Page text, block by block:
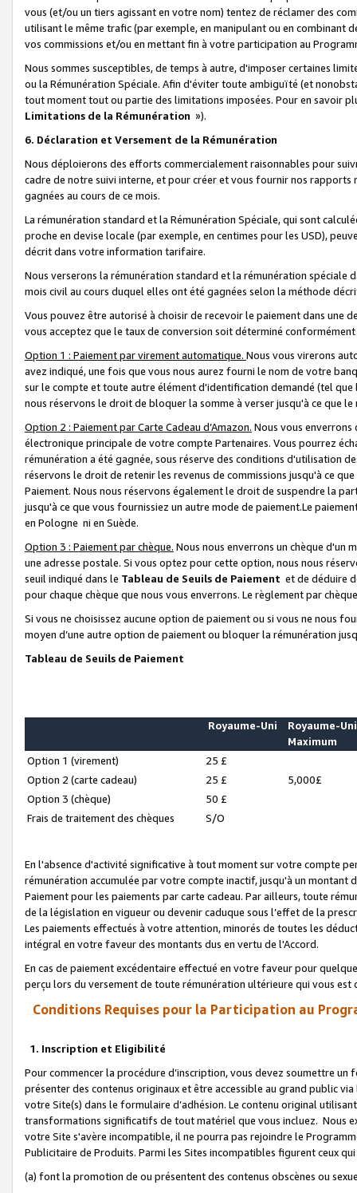
vous (et/ou un tiers agissant en votre nom) tentez de réclamer des
utilisant le même trafic (par exemple, en manipulant ou en combinant
vos commissions et/ou en mettant fin à votre participation au
Nous sommes susceptibles, de temps à autre, d'imposer certaines
ou la Rémunération Spéciale. Afin d'éviter toute ambiguïté (et
tout moment tout ou partie des limitations imposées. Pour en savoir
Limitations de la Rémunération »).
6. Déclaration et Versement de la Rémunération
Nous déploierons des efforts commercialement raisonnables pour
cadre de notre suivi interne, et pour créer et vous fournir nos
gagnées au cours de ce mois.
La rémunération standard et la Rémunération Spéciale, qui sont
proche en devise locale (par exemple, en centimes pour les USD),
décrit dans votre information tarifaire.
Nous verserons la rémunération standard et la rémunération spéciale
mois civil au cours duquel elles ont été gagnées selon la méthode
Vous pouvez être autorisé à choisir de recevoir le paiement dans une
vous acceptez que le taux de conversion soit déterminé
Option 1 : Paiement par virement automatique. Nous vous virerons
avez indiqué, une fois que vous nous aurez fourni le nom de votre
sur le compte et toute autre élément d'identification demandé (tel que
nous réservons le droit de bloquer la somme à verser jusqu'à ce que
Option 2 : Paiement par Carte Cadeau d’Amazon. Nous vous
électronique principale de votre compte Partenaires. Vous pourrez
rémunération a été gagnée, sous réserve des conditions d'utilisation
réservons le droit de retenir les revenus de commissions jusqu'à ce
Paiement. Nous nous réservons également le droit de suspendre la
jusqu'à ce que vous fournissiez un autre mode de paiement.Le
en Pologne ni en Suède.
Option 3 : Paiement par chèque. Nous nous enverrons un chèque d'un
une adresse postale. Si vous optez pour cette option, nous nous
seuil indiqué dans le Tableau de Seuils de Paiement et de déduire
pour chaque chèque que nous vous enverrons. Le règlement par
Si vous ne choisissez aucune option de paiement ou si vous ne nous
moyen d’une autre option de paiement ou bloquer la rémunération
Tableau de Seuils de Paiement
Royaume-Uni
Royaume-Uni
Maximum
Option 1 (virement)
25 £
Option 2 (carte cadeau)
25 £
5,000£
Option 3 (chèque)
50 £
Frais de traitement des chèques
S/O
En l'absence d'activité significative à tout moment sur votre compte
rémunération accumulée par votre compte inactif, jusqu'à un montant
Paiement pour les paiements par carte cadeau. Par ailleurs, toute
de la législation en vigueur ou devenir caduque sous l’effet de la
Les paiements effectués à votre attention, minorés de toutes les
intégral en votre faveur des montants dus en vertu de l'Accord.
En cas de paiement excédentaire effectué en votre faveur pour
perçu lors du versement de toute rémunération ultérieure qui vous est
Conditions Requises pour la Participation au
1. Inscription et Eligibilité
Pour commencer la procédure d’inscription, vous devez soumettre
présenter des contenus originaux et être accessible au grand public
votre Site(s) dans le formulaire d’adhésion. Le contenu original
transformations significatifs de tout matériel que vous incluez. Nous
votre Site s'avère incompatible, il ne pourra pas rejoindre le
Publicitaire de Produits. Parmi les Sites incompatibles figurent ceux
(a) font la promotion de ou présentent des contenus obscènes ou